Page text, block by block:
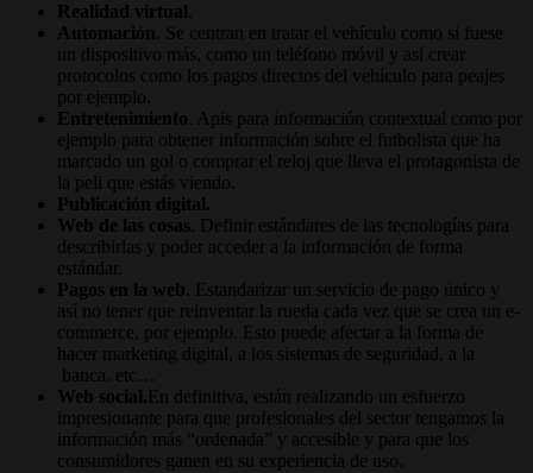
Realidad virtual
Automación . Se centran en tratar el vehículo como si fuese
un dispositivo más, como un teléfono móvil y así crear
protocolos como los pagos directos del vehículo para peajes
por ejemplo.
Entretenimiento . Apis para información contextual como por
ejemplo para obtener información sobre el futbolista que ha
marcado un gol o comprar el reloj que lleva el protagonista de
la peli que estás viendo.
Publicación digital.
Web de las cosas . Definir estándares de las tecnologías para
describirlas y poder acceder a la información de forma
estándar.
Pagos en la web . Estandarizar un servicio de pago único y
así no tener que reinventar la rueda cada vez que se crea un e-
commerce, por ejemplo. Esto puede afectar a la forma de
hacer marketing digital, a los sistemas de seguridad, a la
banca. etc…
Web social.En definitiva, están realizando un esfuerzo
impresionante para que profesionales del sector tengamos la
información más “ordenada” y accesible y para que los
consumidores ganen en su experiencia de uso.